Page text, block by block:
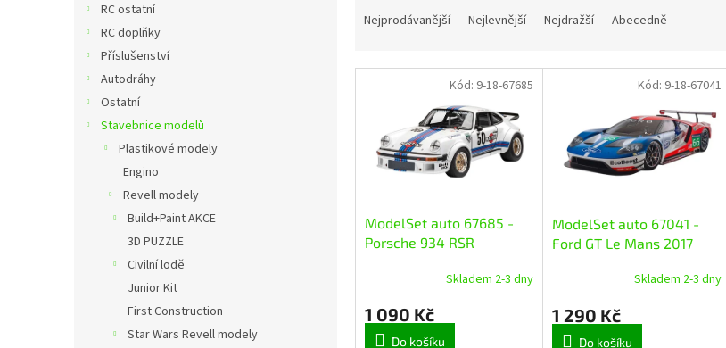
RC ostatní
RC doplňky
Příslušenství
Autodráhy
Ostatní
Stavebnice modelů
Plastikové modely
Engino
Revell modely
Build+Paint AKCE
3D PUZZLE
Civilní lodě
Junior Kit
First Construction
Star Wars Revell modely
Nejprodávanější Nejlevnější Nejdražší Abecedně
ModelSet auto 67685 -
Porsche 934 RSR
Skladem 2-3 dny
1 090 Kč
Do košíku
Kód: 9-18-67685
ModelSet auto 67041 -
Ford GT Le Mans 2017
Skladem 2-3 dny
1 290 Kč
Do košíku
Kód: 9-18-67041